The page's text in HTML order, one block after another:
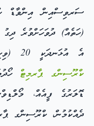
(ހަތެއް) ދުވަހަށްވުރެ
އެ އުޅަނދަކީ 20 (ވިހި) މީޓަރަށްވުރެ ބޮޑު އުޅަނދެއްނަމަ،
ކްރޫސިންގ ޕާރމިޓް
ޑޮލަރުގެ ފީއެއް،
ދެއްކުމުން، ކްރޫސިންގ